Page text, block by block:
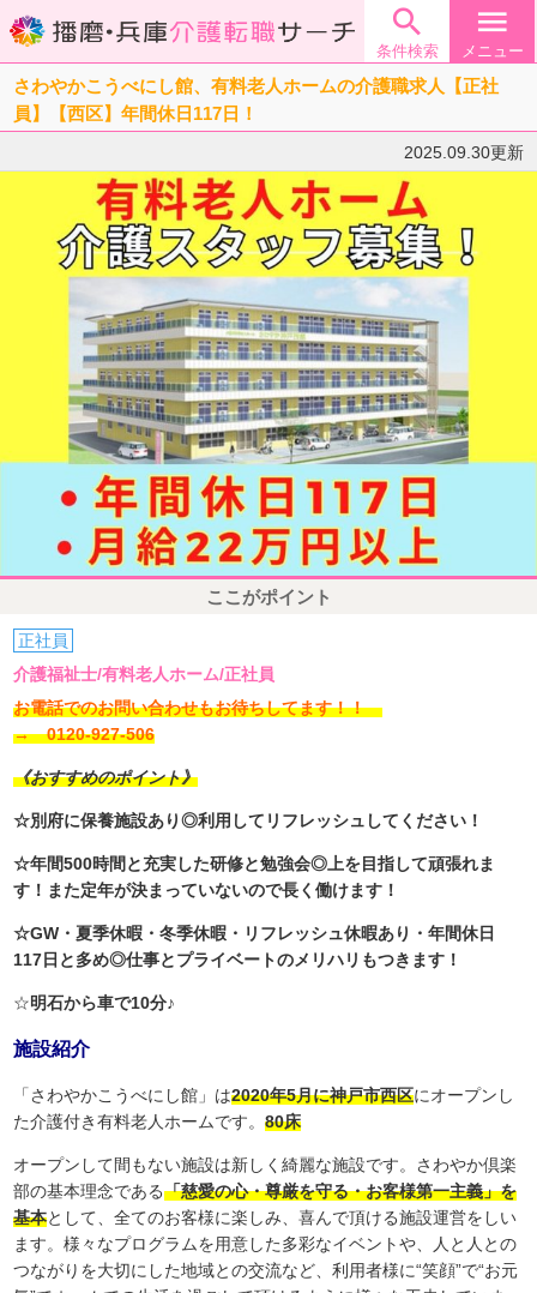

条件検索
menu
メニュー
さわやかこうべにし館、有料老人ホームの介護職求人【正社
員】【西区】年間休日117日！
2025.09.30更新
ここがポイント
正社員
介護福祉士/有料老人ホーム/正社員
お電話でのお問い合わせもお待ちしてます！！
→ 0120-927-506
《おすすめのポイント》
☆別府に保養施設あり◎利用してリフレッシュしてください！
☆年間500時間と充実した研修と勉強会◎上を目指して頑張れま
す！また定年が決まっていないので長く働けます！
☆GW・夏季休暇・冬季休暇・リフレッシュ休暇あり・年間休日
117日と多め◎仕事とプライベートのメリハリもつきます！
☆明石から車で10分♪
施設紹介
「さわやかこうべにし館」は2020年5月に神戸市西区にオープンし
た介護付き有料老人ホームです。80床
オープンして間もない施設は新しく綺麗な施設です。さわやか倶楽
部の基本理念である「慈愛の心・尊厳を守る・お客様第一主義」を
基本として、全てのお客様に楽しみ、喜んで頂ける施設運営をしい
ます。様々なプログラムを用意した多彩なイベントや、人と人との
つながりを大切にした地域との交流など、利用者様に“笑顔”で“お元